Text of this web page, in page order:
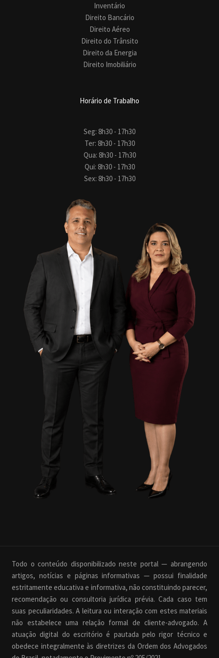
Inventário
Direito Bancário
Direito Aéreo
Direito do Trânsito
Direito da Energia
Direito Imobiliário
Horário de Trabalho
Seg: 8h30 - 17h30
Ter: 8h30 - 17h30
Qua: 8h30 - 17h30
Qui: 8h30 - 17h30
Sex: 8h30 - 17h30
Todo o conteúdo disponibilizado neste portal — abrangendo
artigos, notícias e páginas informativas — possui finalidade
estritamente educativa e informativa, não constituindo parecer,
recomendação ou consultoria jurídica prévia. Cada caso tem
suas peculiaridades. A leitura ou interação com estes materiais
não estabelece uma relação formal de cliente-advogado. A
atuação digital do escritório é pautada pelo rigor técnico e
obedece integralmente às diretrizes da Ordem dos Advogados